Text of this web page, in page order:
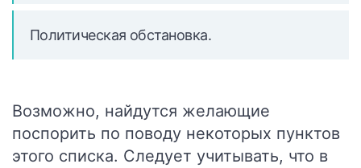
Политическая обстановка.
Возможно, найдутся желающие
поспорить по поводу некоторых пунктов
этого списка. Следует учитывать, что в